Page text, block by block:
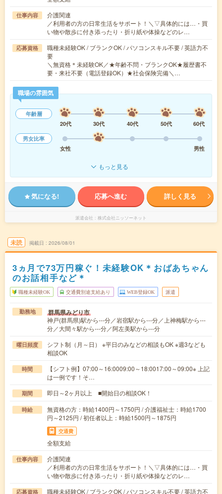
仕事内容
介護関連
／利用者の方の日常生活をサポート！＼▽具体的には…・買
い物や散歩に付き添ったり・折り紙や体操などのレ…
応募資格
職種未経験OK / ブランクOK / パソコンスキル不要 / 英語力不
要
＼無資格＊未経験OK／★年齢不問・ブランクOK★履歴書不
要・来社不要（電話登録OK）★社会保険完備＼…
職場の雰囲気
年齢層
20代
30代 40代 50代
60代
男女比率
女性
男性
もっと見る
気になる! 応募へ進む 詳しく見る
派遣会社 株式会社ニッソーネット
未読 掲載日 2026/08/01
3ヵ月で73万円稼ぐ！未経験OK＊おばあちゃん
のお話相手など＊
職種未経験OK 交通費別途支給あり WEB登録OK 派遣
勤務地 群馬県みどり市
神戸(群馬県)駅から---分／岩宿駅から---分／上神梅駅から---
分／大間々駅から---分／阿左美駅から---分
曜日頻度
シフト制（月～日） ※平日のみなどの相談もOK ※週3なども
相談OK
時間
【シフト例】07:00～16:0009:00～18:0017:00～09:00※ 上記
は一例です！そ…
期間 即日～2ヶ月以上 ■開始日の相談OK！
時給
無資格の方：時給1400円～1750円 / 介護福祉士：時給1700
円～2125円 / 初任者以上：時給1500円～1875円
交通費
全額支給
仕事内容
介護関連
／利用者の方の日常生活をサポート！＼▽具体的には…・買
い物や散歩に付き添ったり・折り紙や体操などのレ…
応募資格
職種未経験OK / ブランクOK / パソコンスキル不要 / 英語力不